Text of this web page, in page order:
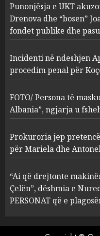
2
3
4
Punonjësja e UKT
Drenova dhe “bosen”
fondet publike dhe
Incidenti në ndeshjen
procedim penal për
FOTO/ Persona të
Albania”, ngjarja u
Prokuroria jep
për Mariela dhe
“Ai që drejtonte
Çelën”, dëshmia e
PERSONAT që e